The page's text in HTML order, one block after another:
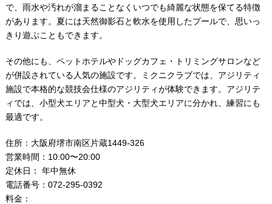
で、雨水や汚れが溜まることなくいつでも綺麗な状態を保てる特徴
があります。夏には天然御影石と軟水を使用したプールで、思いっ
きり遊ぶこともできます。
その他にも、ペットホテルやドッグカフェ・トリミングサロンなど
が併設されている人気の施設です。ミクニクラブでは、アジリティ
施設で本格的な競技会仕様のアジリティが体験できます。アジリテ
ィでは、小型犬エリアと中型犬・大型犬エリアに分かれ、練習にも
最適です。
住所：大阪府堺市南区片蔵1449-326
営業時間：10:00〜20:00
定休日： 年中無休
電話番号：072-295-0392
料金：